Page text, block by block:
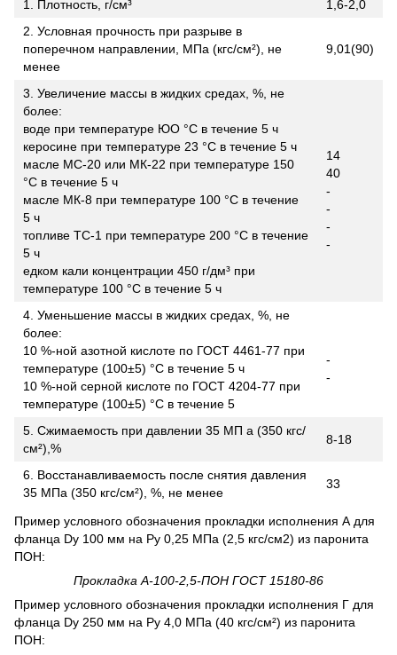
1. Плотность, г/см³
1,6-2,0
2. Условная прочность при разрыве в
поперечном направлении, МПа (кгс/см²), не
менее
9,01(90)
3. Увеличение массы в жидких средах, %, не
более:
воде при температуре ЮО °С в течение 5 ч
керосине при температуре 23 °С в течение 5 ч
масле МС-20 или МК-22 при температуре 150
°С в течение 5 ч
масле МК-8 при температуре 100 °С в течение
5 ч
топливе ТС-1 при температуре 200 °С в течение
5 ч
едком кали концентрации 450 г/дм³ при
температуре 100 °С в течение 5 ч
14
40
-
-
-
-
4. Уменьшение массы в жидких средах, %, не
более:
10 %-ной азотной кислоте по ГОСТ 4461-77 при
температуре (100±5) °С в течение 5 ч
10 %-ной серной кислоте по ГОСТ 4204-77 при
температуре (100±5) °С в течение 5
-
-
5. Сжимаемость при давлении 35 МП а (350 кгс/
см²),%
8-18
6. Восстанавливаемость после снятия давления
35 МПа (350 кгс/см²), %, не менее
33
Пример условного обозначения прокладки ис­полнения А для
фланца Dу 100 мм на Ру 0,25 МПа (2,5 кгс/см2) из паронита
ПОН:
Прокладка А-100-2,5-ПОН ГОСТ 15180-86
Пример условного обозначения прокладки исполнения Г для
фланца Dу 250 мм на Ру 4,0 МПа (40 кгс/см²) из паронита
ПОН: